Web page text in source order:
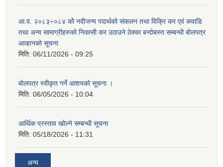
आ.व. २०८३÷०८४ कोे नदीजन्य पदार्थको संकलन तथा विक्रि कर एवं कवाडि
तथा अन्य सामाग्रीहरुको निकासी कर उठाउने ठेक्का बन्दोबस्त सम्बन्धी बोलपत्र
आव्हानको सूचना
मिति: 06/11/2026 - 09:25
बोलपत्र स्वीकृत गर्ने आशयको सूचना ।
मिति: 06/05/2026 - 10:04
आर्थिक प्रस्ताव खोल्ने सम्बन्धी सूचना
मिति: 05/18/2026 - 11:31
अन्य